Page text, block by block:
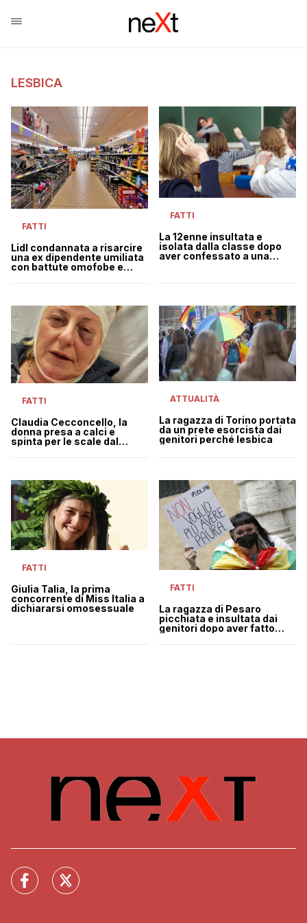
LESBICA
FATTI
Lidl condannata a risarcire
una ex dipendente umiliata
con battute omofobe e
FATTI
La 12enne insultata e
isolata dalla classe dopo
aver confessato a una
FATTI
Claudia Cecconcello, la
donna presa a calci e
spinta per le scale dal
ATTUALITÀ
La ragazza di Torino portata
da un prete esorcista dai
genitori perché lesbica
FATTI
Giulia Talia, la prima
concorrente di Miss Italia a
dichiararsi omosessuale
FATTI
La ragazza di Pesaro
picchiata e insultata dai
genitori dopo aver fatto